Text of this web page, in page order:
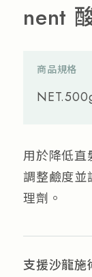
nent
商品規格
用於降低直
調整鹼度
理劑。
支援沙龍施